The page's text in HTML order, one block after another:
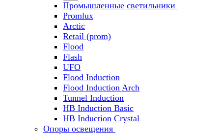
Промышленные светильники
Promlux
Arctic
Retail (prom)
Flood
Flash
UFO
Flood Induction
Flood Induction Arch
Tunnel Induction
HB Induction Basic
HB Induction Crystal
Опоры освещения